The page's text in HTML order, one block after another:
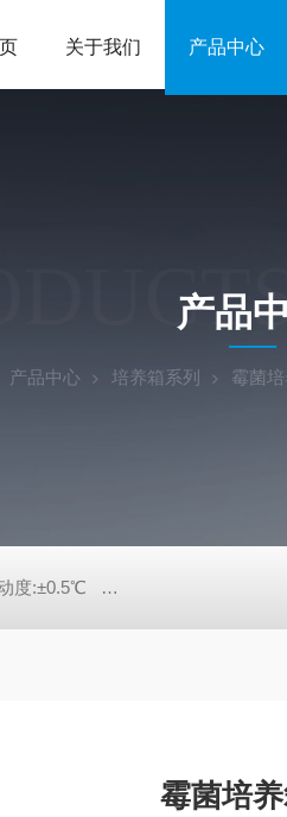
关于我们 产品中心
产品
产品中心 培养箱系列 霉菌
度:±0.5℃ DHG-9140B（140升
霉菌培